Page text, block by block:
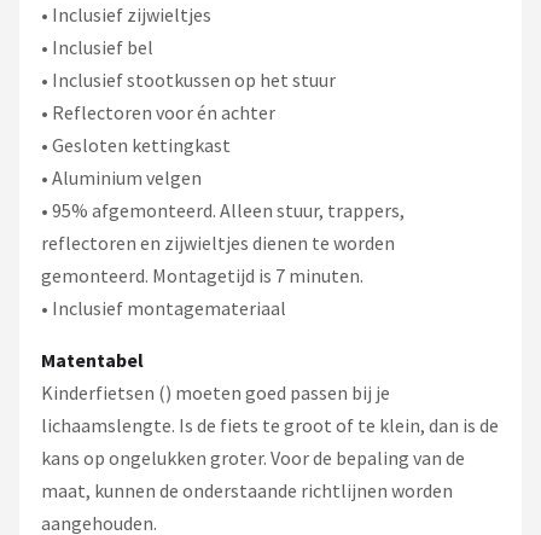
• Inclusief zijwieltjes
• Inclusief bel
• Inclusief stootkussen op het stuur
• Reflectoren voor én achter
• Gesloten kettingkast
• Aluminium velgen
• 95% afgemonteerd. Alleen stuur, trappers,
reflectoren en zijwieltjes dienen te worden
gemonteerd. Montagetijd is 7 minuten.
• Inclusief montagemateriaal
Matentabel
Kinderfietsen () moeten goed passen bij je
lichaamslengte. Is de fiets te groot of te klein, dan is de
kans op ongelukken groter. Voor de bepaling van de
maat, kunnen de onderstaande richtlijnen worden
aangehouden.